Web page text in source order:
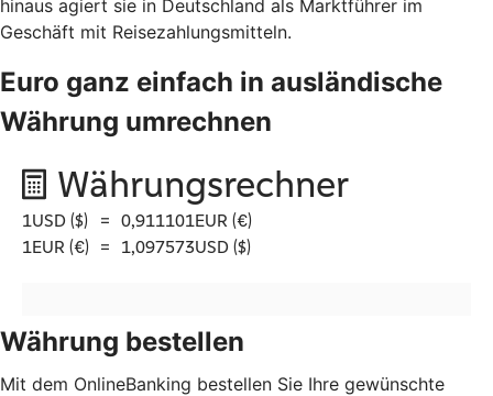
hinaus agiert sie in Deutschland als Marktführer im
Geschäft mit Reisezahlungsmitteln.
Euro ganz einfach in ausländische
Währung umrechnen
Währung bestellen
Mit dem OnlineBanking bestellen Sie Ihre gewünschte